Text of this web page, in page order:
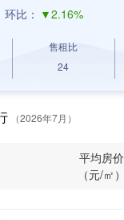
环比： ▼2.16%
售租比
24
（2026年7月）
平均房价
（元/㎡）